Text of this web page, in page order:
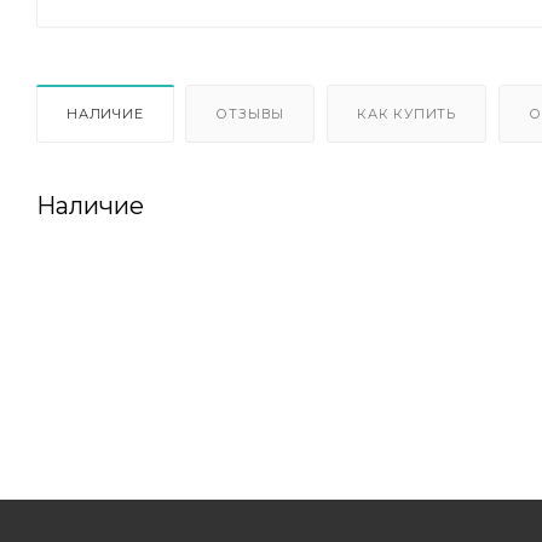
НАЛИЧИЕ ОТЗЫВЫ КАК КУПИТЬ
Наличие